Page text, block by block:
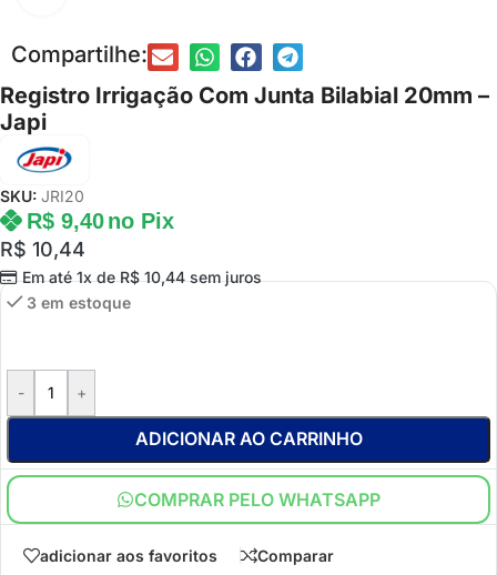
Compartilhe:
Registro Irrigação Com Junta Bilabial 20mm –
Japi
SKU: JRI20
R$ 10,44
Em até 1x deR$10,44sem juros
R$9,40 no Pix
3 em estoque
- +
ADICIONAR AO CARRINHO
COMPRAR PELO WHATSAPP
adicionar aos favoritos Comparar